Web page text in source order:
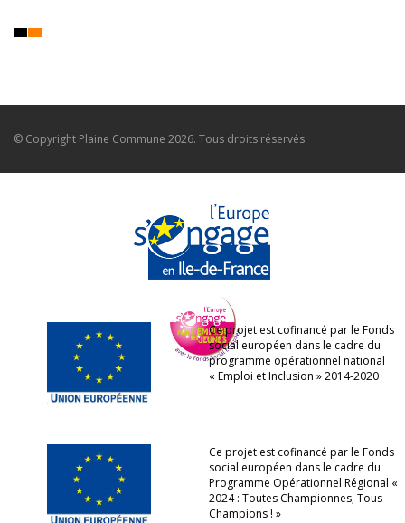
© Copyright Plaine Commune 2026. Tous droits réservés.
Ce projet est cofinancé par le Fonds
social européen dans le cadre du
programme opérationnel national
« Emploi et Inclusion » 2014-2020
Ce projet est cofinancé par le Fonds
social européen dans le cadre du
Programme Opérationnel Régional «
2024 : Toutes Championnes, Tous
Champions ! »